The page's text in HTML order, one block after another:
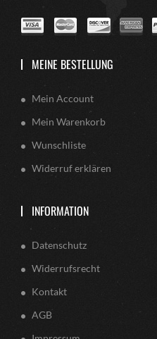
MEINE BESTELLUNG
Mein Account
Mein Warenkorb
Wunschliste
Widerruf erklären
INFORMATION
Datenschutz
Widerrufsrecht
Kontakt
AGB